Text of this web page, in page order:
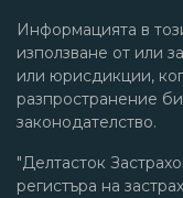
Информацията в
използване от или
или юрисдикции,
разпространение
законодателство.
"Делтасток
регистъра на